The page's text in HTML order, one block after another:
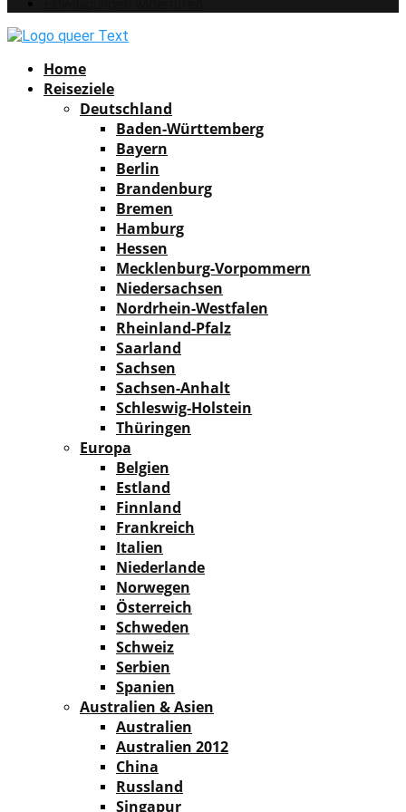
Home
Reiseziele
Deutschland
Baden-Württemberg
Bayern
Berlin
Brandenburg
Bremen
Hamburg
Hessen
Mecklenburg-Vorpommern
Niedersachsen
Nordrhein-Westfalen
Rheinland-Pfalz
Saarland
Sachsen
Sachsen-Anhalt
Schleswig-Holstein
Thüringen
Europa
Belgien
Estland
Finnland
Frankreich
Italien
Niederlande
Norwegen
Österreich
Schweden
Schweiz
Serbien
Spanien
Australien & Asien
Australien
Australien 2012
China
Russland
Singapur